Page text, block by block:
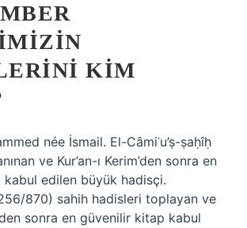
KIM
née İsmail. El-Câmiʿu’ṣ-ṣaḥîḥ
ve Kur’an-ı Kerim’den sonra en
edilen büyük hadisçi.
870) sahih hadisleri toplayan ve
sonra en güvenilir kitap kabul